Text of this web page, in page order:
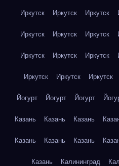
Иркутск Иркутск Иркутск
Иркутск Иркутск Иркутск
Иркутск Иркутск Иркутск
Иркутск Иркутск Иркутск
Йогурт Йогурт Йогурт
Казань Казань Казань
Казань Казань Казань
Казань Калининград